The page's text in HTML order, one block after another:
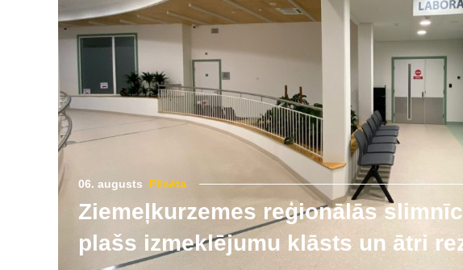
06. augusts Pilsēta
Ziemeļkurzemes reģionālās
plašs izmeklējumu klāsts un ātri